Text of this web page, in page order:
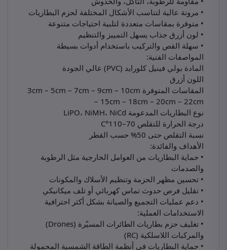
• مرونة عالية لتناسب الأشكال المختلفة لحزم البطاريات
• متوفرة بمقاسات متعددة لتلبية احتياجات متنوعة
• لون أزرق جذاب يسهل التمييز والتنظيم
• سهلة القص والتركيب باستخدام أدوات بسيطة
المواصفات الفنية:
المادة بولي فينيل كلورايد (PVC) عالي الجودة
اللون أزرق
المقاسات المتوفرة 3cm – 5cm – 7cm – 9cm – 10cm
– 15cm – 18cm – 20cm – 22cm
نوع البطاريات المدعومة LiPO، NiMH، NiCd
درجة الحرارة للتقلص 70–110°C
نسبة التقلص حتى 50% حسب القطر
الأهداف والفائدة:
• حماية البطاريات من العوامل الخارجية مثل الرطوبة
والصدمات
• تحسين مظهر الحزمة وتنظيم الأسلاك والمكونات
• تقليل فرص حدوث تماس كهربائي أو تلف ميكانيكي
• دعم عمليات التجميع والصيانة بشكل أكثر احترافية
الاستخدامات العملية:
• تغليف حزم بطاريات الطائرات المسيّرة (Drones)
والمركبات اللاسلكية (RC)
• حماية البطاريات في أنظمة الطاقة الشمسية المحمولة